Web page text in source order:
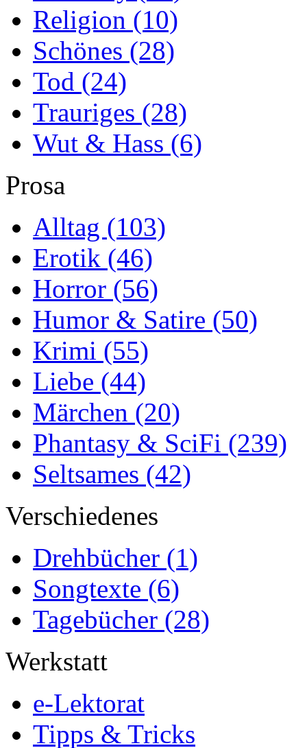
Religion (10)
Schönes (28)
Tod (24)
Trauriges (28)
Wut & Hass (6)
Prosa
Alltag (103)
Erotik (46)
Horror (56)
Humor & Satire (50)
Krimi (55)
Liebe (44)
Märchen (20)
Phantasy & SciFi (239)
Seltsames (42)
Verschiedenes
Drehbücher (1)
Songtexte (6)
Tagebücher (28)
Werkstatt
e-Lektorat
Tipps & Tricks